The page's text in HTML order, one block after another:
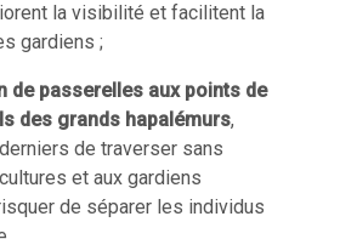
la visibilité et facilitent la
gardiens ;
de passerelles aux points de
des grands hapalémurs,
de traverser sans
et aux gardiens
de séparer les individus